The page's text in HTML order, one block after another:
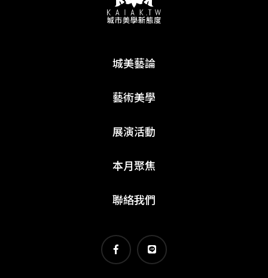
城美藝論
藝術美學
展演活動
本月聚焦
聯絡我們